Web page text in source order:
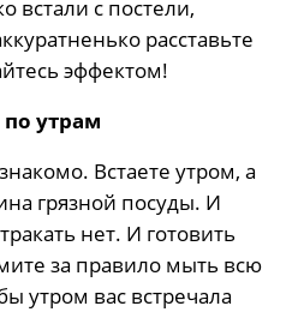
встали с постели,
расставьте
эффектом!
утрам
Встаете утром, а
грязной посуды. И
нет. И готовить
за правило мыть всю
утром вас встречала